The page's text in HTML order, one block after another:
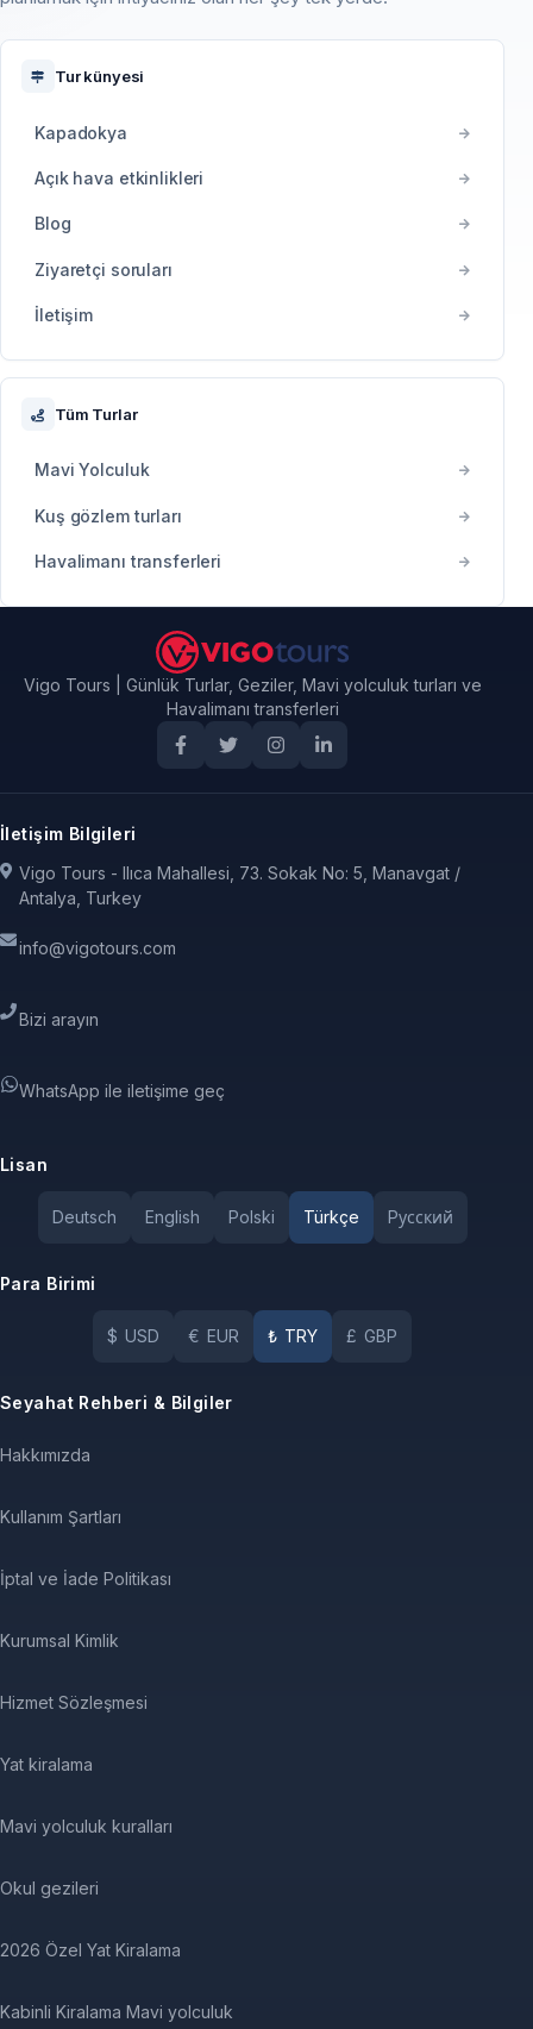
Tur künyesi
Kapadokya
Açık hava etkinlikleri
Blog
Ziyaretçi soruları
İletişim
Tüm Turlar
Mavi Yolculuk
Kuş gözlem turları
Havalimanı transferleri
Vigo Tours | Günlük Turlar, Geziler, Mavi yolculuk turları ve
Havalimanı transferleri
İletişim Bilgileri
Vigo Tours - Ilıca Mahallesi, 73. Sokak No: 5, Manavgat /
Antalya, Turkey
info@vigotours.com
Bizi arayın
WhatsApp ile iletişime geç
Lisan
Deutsch English Polski Türkçe Pусский
Para Birimi
$ USD € EUR ₺ TRY £ GBP
Seyahat Rehberi & Bilgiler
Hakkımızda
Kullanım Şartları
İptal ve İade Politikası
Kurumsal Kimlik
Hizmet Sözleşmesi
Yat kiralama
Mavi yolculuk kuralları
Okul gezileri
2026 Özel Yat Kiralama
Kabinli Kiralama Mavi yolculuk